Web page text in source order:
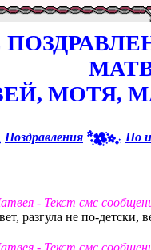
МОТЯ,
Поздравления По
- Текст смс
разгула не по-детски,
- Текст смс